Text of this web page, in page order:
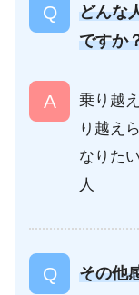
どんな
ですか
乗り越
り越え
なりた
人
その他